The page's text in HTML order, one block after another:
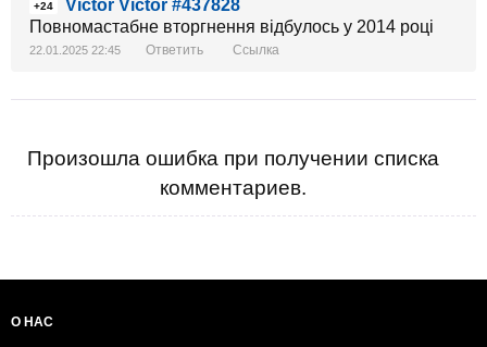
+24
Victor Victor #437828
Повномастабне вторгнення відбулось у 2014 році
22.01.2025 22:45 Ответить Ссылка
Произошла ошибка при получении списка
комментариев.
О НАС